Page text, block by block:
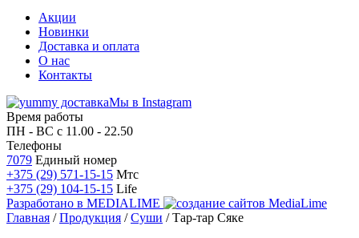
Акции
Новинки
Доставка и оплата
О нас
Контакты
Мы в Instagram
Время работы
ПН - ВС с 11.00 - 22.50
Телефоны
7079 Единый номер
+375 (29) 571-15-15 Мтс
+375 (29) 104-15-15 Life
Разработано в MEDIALIME
Главная /Продукция /Суши /Тар-тар Сяке